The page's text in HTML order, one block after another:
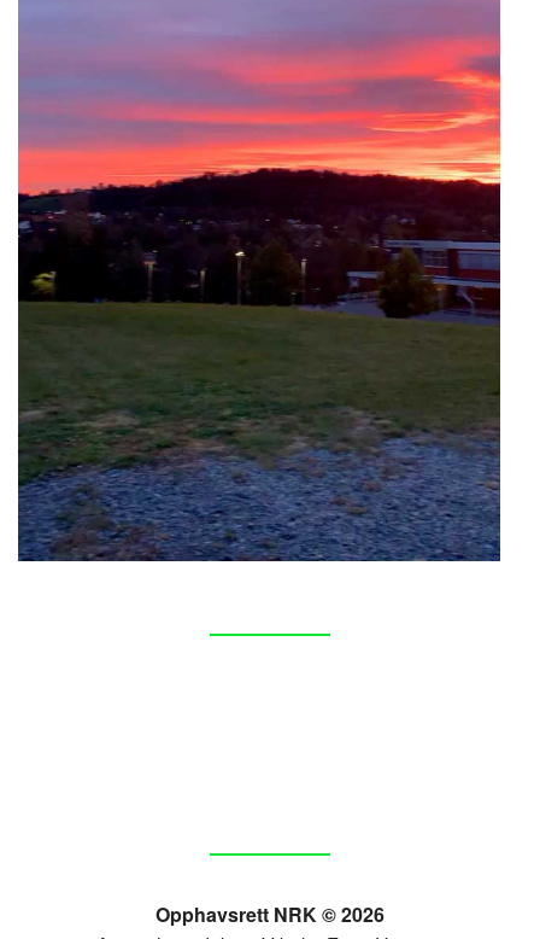
Opphavsrett NRK © 2026